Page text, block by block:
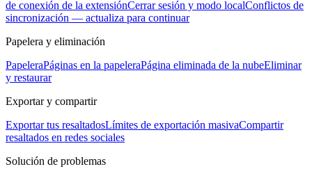
de conexión de la extensiónCerrar sesión y modo localConflictos de
sincronización — actualiza para continuar
Papelera y eliminación
PapeleraPáginas en la papeleraPágina eliminada de la nubeEliminar
y restaurar
Exportar y compartir
Exportar tus resaltadosLímites de exportación masivaCompartir
resaltados en redes sociales
Solución de problemas